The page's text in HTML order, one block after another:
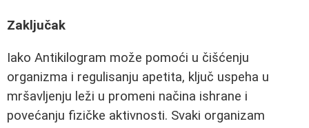
Zaključak
Iako Antikilogram može pomoći u čišćenju
organizma i regulisanju apetita, ključ uspeha u
mršavljenju leži u promeni načina ishrane i
povećanju fizičke aktivnosti. Svaki organizam